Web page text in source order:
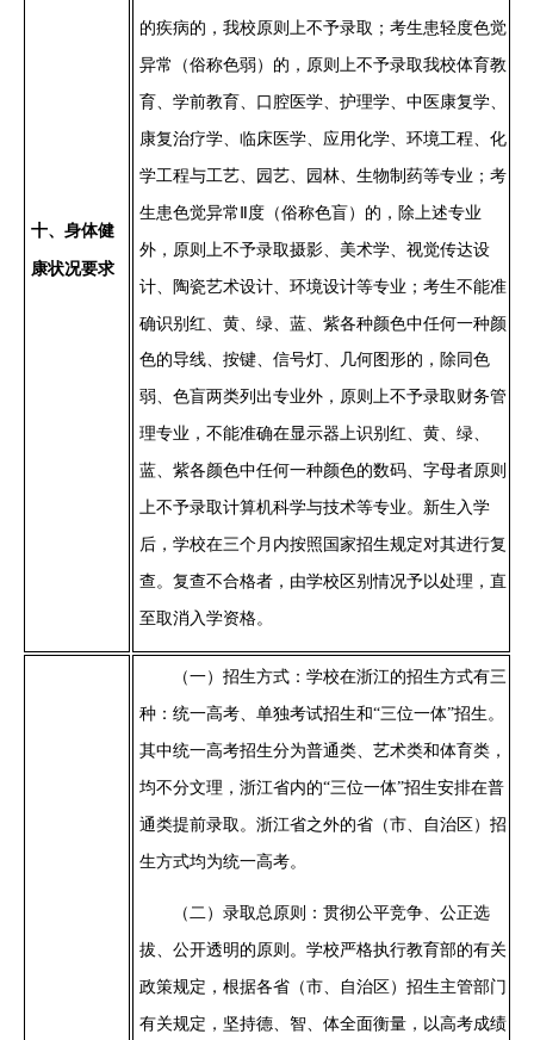
十、身体健
康状况要求
的疾病的，我校原则上不予录取；考生患轻度色觉
异常（俗称色弱）的，原则上不予录取我校体育教
育、学前教育、口腔医学、护理学、中医康复学、
康复治疗学、临床医学、应用化学、环境工程、化
学工程与工艺、园艺、园林、生物制药等专业；考
生患色觉异常 度（俗称色盲）的，除上述专业
外，原则上不予录取摄影、美术学、视觉传达设
计、陶瓷艺术设计、环境设计等专业；考生不能准
确识别红、黄、绿、蓝、紫各种颜色中任何一种颜
色的导线、按键、信号灯、几何图形的， 除同色
弱、色盲两类列出专业外， 原则上不予录取财务管
理专业， 不能准确在显示器上识别红、黄、绿、
蓝、紫各颜色中任何一种颜色的数码、字母者原则
上不予录取计算机科学与技术等专业。 新生入学
后，学校在三个月内按照国家招生规定对其进行复
查。复查不合格者，由学校区别情况予以处理，直
至取消入学资格。
（一） 招生方式：学校在浙江的招生方式有三
种：统一高考、 单独考试招生和“三位一体”招生。
其中统一高考招生分为普通类、艺术类和体育类，
均不分文理，浙江省内的“三位一体”招生安排在普
通类提前录取。浙江省之外的省（市、自治区）招
生方式均为统一高考。
（二） 录取总原则：贯彻公平竞争、公正选
拔、公开透明的原则。学校严格执行教育部的有关
政策规定，根据各省（市、自治区）招生主管部门
有关规定，坚持德、智、体全面衡量，以高考成绩